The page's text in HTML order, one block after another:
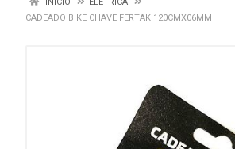
CADEADO BIKE CHAVE FERTAK 120CMX06MM